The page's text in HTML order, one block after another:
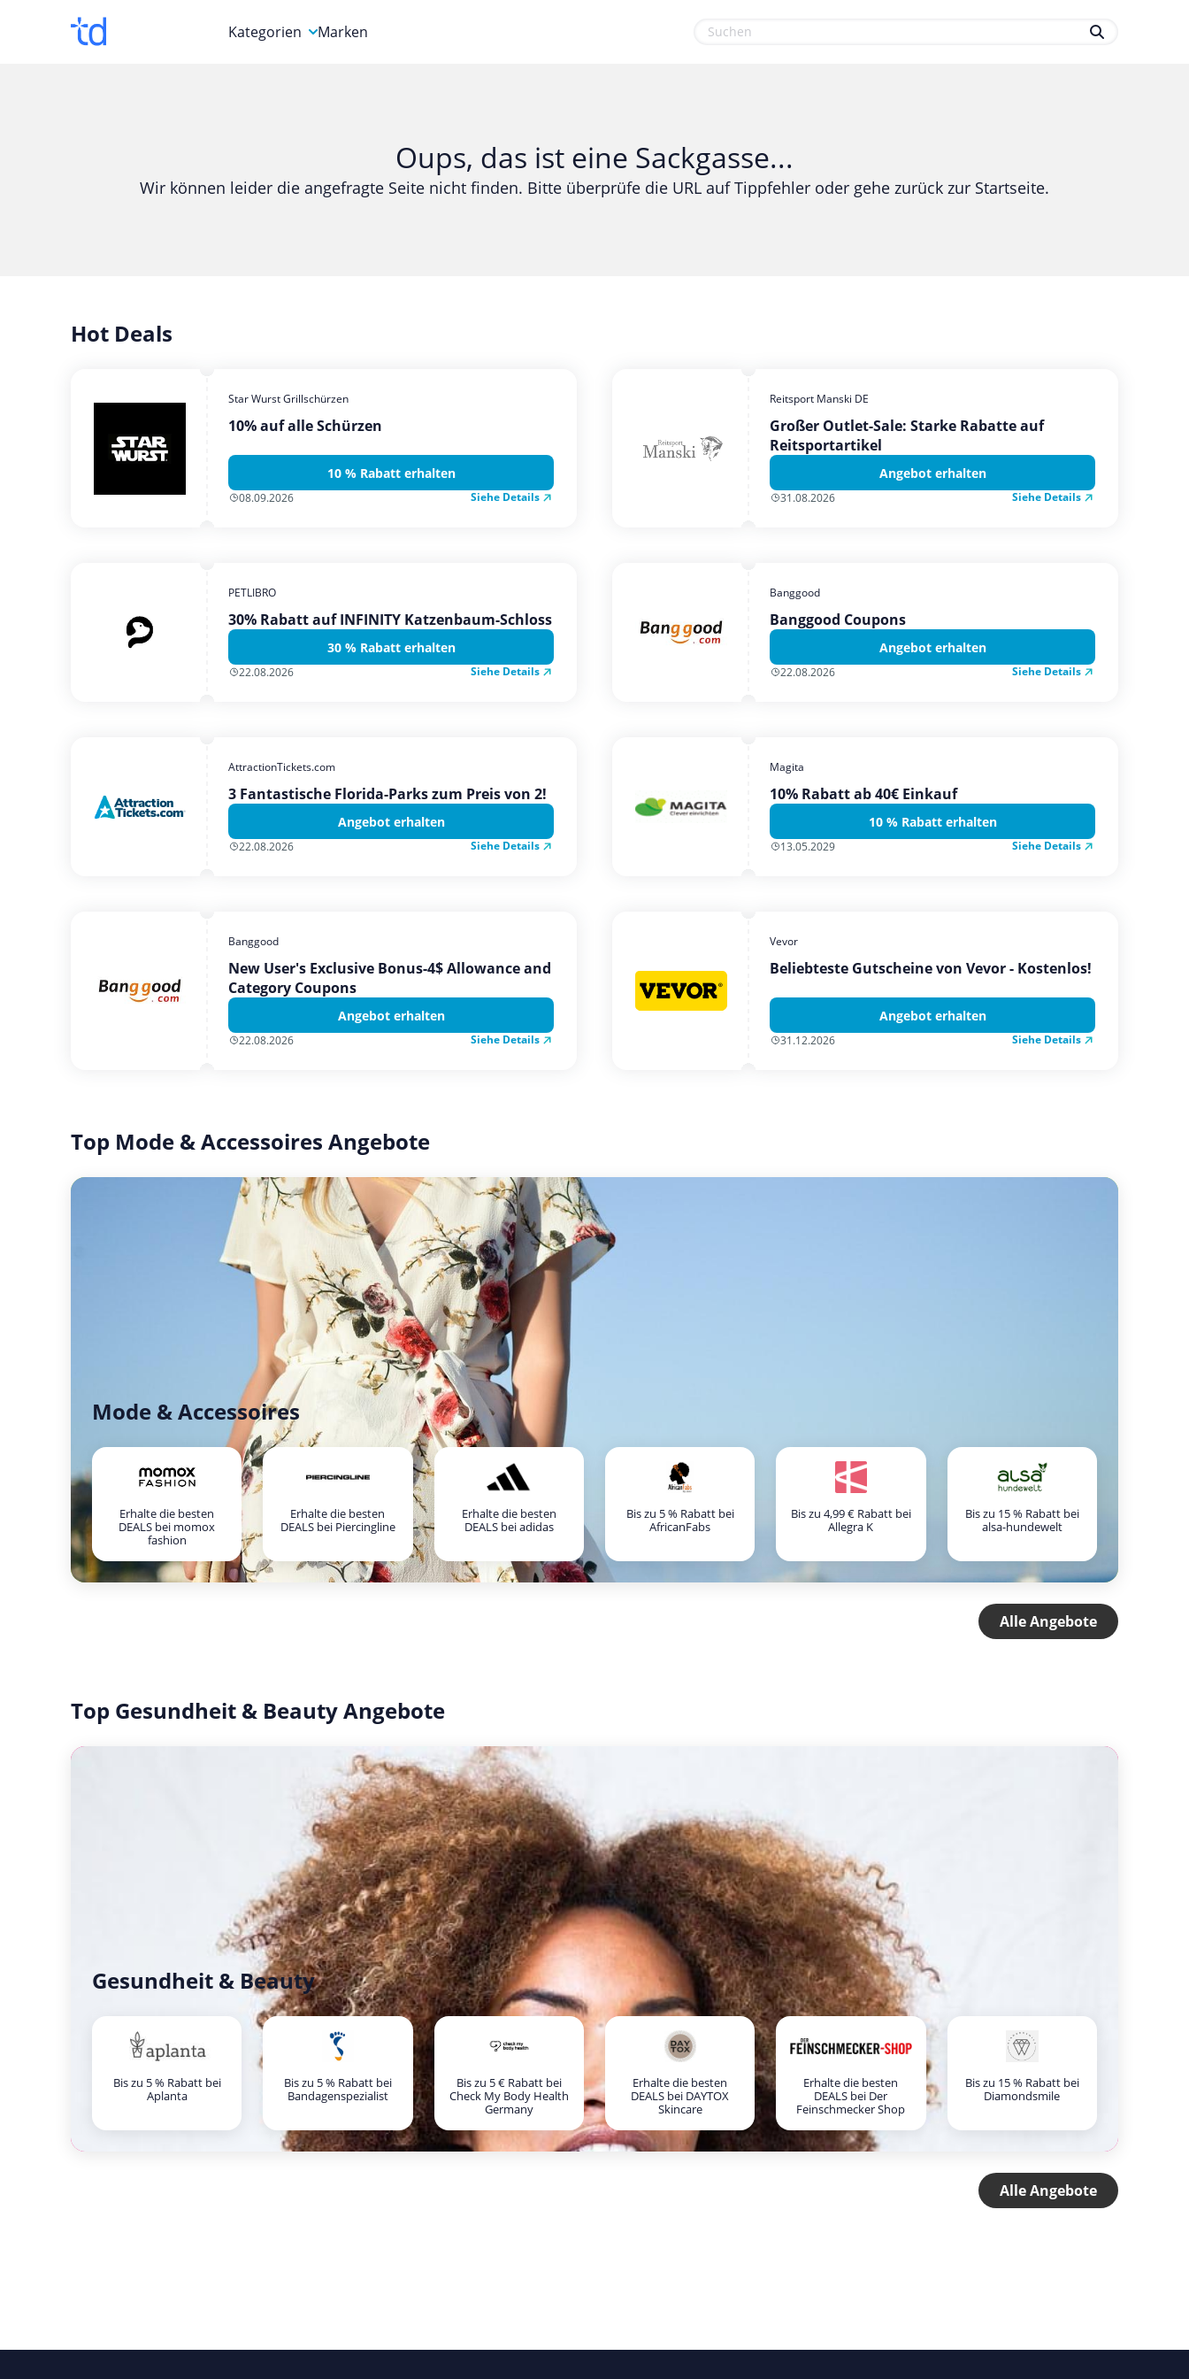
Kategorien
Computer & Elektronik
Gesundheit & Beauty
Mobilfunk & Internet
Marken
Oups, das ist eine Sackgasse...
Wir können leider die angefragte Seite nicht finden. Bitte überprüfe die URL auf Tippfehler oder gehe zurück zur Startseite.
Hot Deals
Star Wurst Grillschürzen
10% auf alle Schürzen
10 % Rabatt erhalten
08.09.2026 Siehe Details
Reitsport Manski DE
Großer Outlet-Sale: Starke Rabatte auf
Reitsportartikel
Angebot erhalten
31.08.2026 Siehe Details
PETLIBRO
30% Rabatt auf INFINITY Katzenbaum-Schloss
30 % Rabatt erhalten
22.08.2026 Siehe Details
Banggood
Banggood Coupons
Angebot erhalten
22.08.2026 Siehe Details
AttractionTickets.com
3 Fantastische Florida-Parks zum Preis von 2!
Angebot erhalten
22.08.2026 Siehe Details
Magita
10% Rabatt ab 40€ Einkauf
10 % Rabatt erhalten
13.05.2029 Siehe Details
Banggood
New User's Exclusive Bonus-4$ Allowance and
Category Coupons
Angebot erhalten
22.08.2026 Siehe Details
Vevor
Beliebteste Gutscheine von Vevor - Kostenlos!
Angebot erhalten
31.12.2026 Siehe Details
Top Mode & Accessoires Angebote
Mode & Accessoires
Erhalte die besten
DEALS bei momox
fashion
Erhalte die besten
DEALS bei Piercingline
Erhalte die besten
DEALS bei adidas
Bis zu 5 % Rabatt bei
AfricanFabs
Bis zu 4,99 € Rabatt bei
Allegra K
Bis zu 15 % Rabatt bei
alsa-hundewelt
Alle Angebote
Top Gesundheit & Beauty Angebote
Gesundheit & Beauty
Bis zu 5 % Rabatt bei
Aplanta
Bis zu 5 % Rabatt bei
Bandagenspezialist
Bis zu 5 € Rabatt bei
Check My Body Health
Germany
Erhalte die besten
DEALS bei DAYTOX
Skincare
Erhalte die besten
DEALS bei Der
Feinschmecker Shop
Bis zu 15 % Rabatt bei
Diamondsmile
Alle Angebote